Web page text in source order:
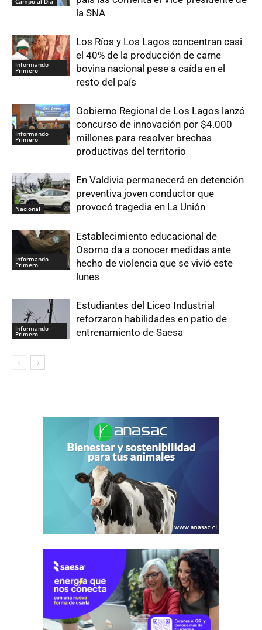
la SNA
Informando
Primero
Los Ríos y Los Lagos concentran casi
el 40% de la producción de carne
bovina nacional pese a caída en el
resto del país
Informando
Primero
Gobierno Regional de Los Lagos lanzó
concurso de innovación por $4.000
millones para resolver brechas
productivas del territorio
Nacional
En Valdivia permanecerá en detención
preventiva joven conductor que
provocó tragedia en La Unión
Informando
Primero
Establecimiento educacional de
Osorno da a conocer medidas ante
hecho de violencia que se vivió este
lunes
Informando
Primero
Estudiantes del Liceo Industrial
reforzaron habilidades en patio de
entrenamiento de Saesa